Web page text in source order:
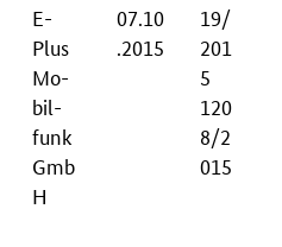
E-
Plus
Mo­
bil­
funk
Gmb
H
07.10
.2015
19/
201
5
120
8/2
015